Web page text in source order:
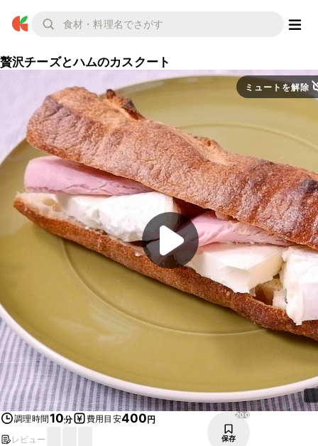
贅沢チーズとハムのカスクート
ミュートを解除
調理時間10分 費用目安400円
レビュー
200
保存